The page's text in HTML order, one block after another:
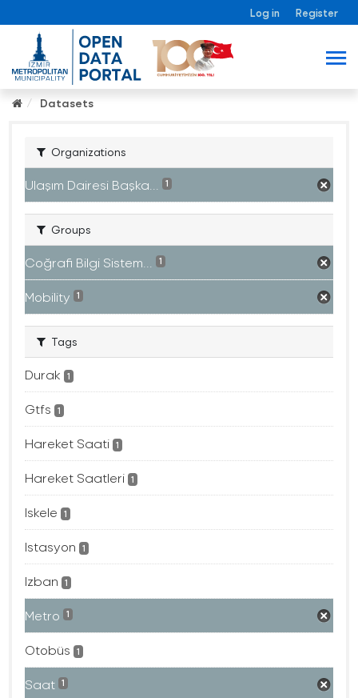
Log in Register
Datasets
Organizations
Ulaşım Dairesi Başka... 1
Groups
Coğrafi Bilgi Sistem... 1
Mobility 1
Tags
Durak 1
Gtfs 1
Hareket Saati 1
Hareket Saatleri 1
Iskele 1
Istasyon 1
Izban 1
Metro 1
Otobüs 1
Saat 1